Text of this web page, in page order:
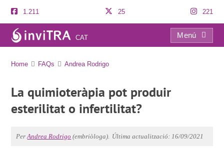
1.211 25 221
CAT
Menú
Home FAQs Andrea Rodrigo
La quimioteràpia pot produir
esterilitat o infertilitat?
PerAndrea Rodrigo (embriòloga). Última actualització: 16/09/2021